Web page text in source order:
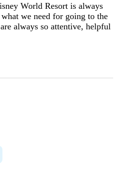
World Resort is always
we need for going to the
always so attentive, helpful